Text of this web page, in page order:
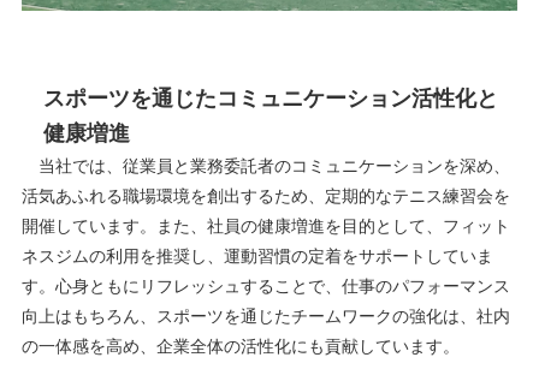
スポーツを通じたコミュニケーション活性化と
健康増進
当社では、従業員と業務委託者のコミュニケーションを深め、
活気あふれる職場環境を創出するため、定期的なテニス練習会を
開催しています。また、社員の健康増進を目的として、フィット
ネスジムの利用を推奨し、運動習慣の定着をサポートしていま
す。心身ともにリフレッシュすることで、仕事のパフォーマンス
向上はもちろん、スポーツを通じたチームワークの強化は、社内
の一体感を高め、企業全体の活性化にも貢献しています。